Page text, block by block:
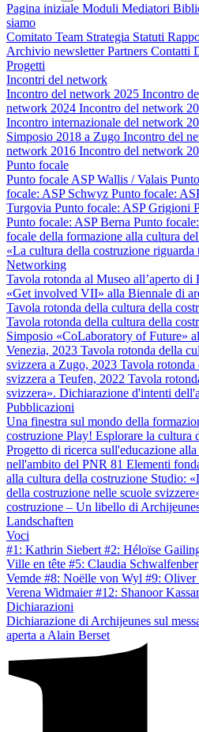
Pagina iniziale Moduli Mediatori
siamo
Comitato Team Strategia Statuti
Archivio newsletterPartners Contatti
Progetti
Incontri del network
Incontro del network 2025 Incontro
network 2024 Incontro del network
Incontro internazionale del network
Simposio 2018 a Zugo Incontro del
network 2016 Incontro del network
Punto focale
Punto focale ASP Wallis / Valais
focale: ASP Schwyz Punto focale:
Turgovia Punto focale: ASP Grigioni
Punto focale: ASP Berna Punto
focale della formazione alla cultura
«La cultura della costruzione riguarda
Networking
Tavola rotonda al Museo all’aperto di
«Get involved VII» alla Biennale di
Tavola rotonda della cultura della
Tavola rotonda della cultura della
Simposio «CoLaboratory of Future»
Venezia, 2023 Tavola rotonda della
svizzera a Zugo, 2023 Tavola rotonda
svizzera a Teufen, 2022 Tavola
svizzera». Dichiarazione d'intenti
Pubblicazioni
Una finestra sul mondo della
costruzione Play! Esplorare la cultura
Progetto di ricerca sull'educazione
nell'ambito del PNR 81 Elementi
alla cultura della costruzione Studio:
della costruzione nelle scuole
costruzione – Un libello di
Landschaften
Voci
#1: Kathrin Siebert #2: Héloïse
Ville en tête #5: Claudia
Vemde #8: Noëlle von Wyl #9: Oliver
Verena Widmaier#12: Shanoor
Dichiarazioni
Dichiarazione di Archijeunes sul
aperta a Alain Berset